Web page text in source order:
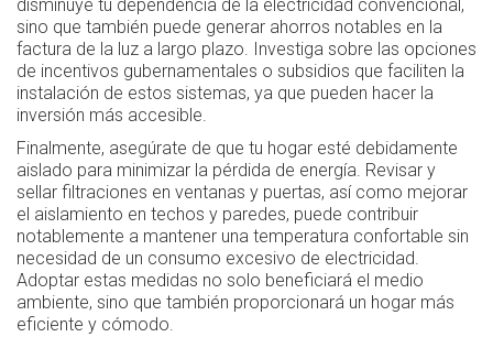
disminuye tu dependencia de la electricidad convencional,
sino que también puede generar ahorros notables en la
factura de la luz a largo plazo. Investiga sobre las opciones
de incentivos gubernamentales o subsidios que faciliten la
instalación de estos sistemas, ya que pueden hacer la
inversión más accesible.
Finalmente, asegúrate de que tu hogar esté debidamente
aislado para minimizar la pérdida de energía. Revisar y
sellar filtraciones en ventanas y puertas, así como mejorar
el aislamiento en techos y paredes, puede contribuir
notablemente a mantener una temperatura confortable sin
necesidad de un consumo excesivo de electricidad.
Adoptar estas medidas no solo beneficiará el medio
ambiente, sino que también proporcionará un hogar más
eficiente y cómodo.